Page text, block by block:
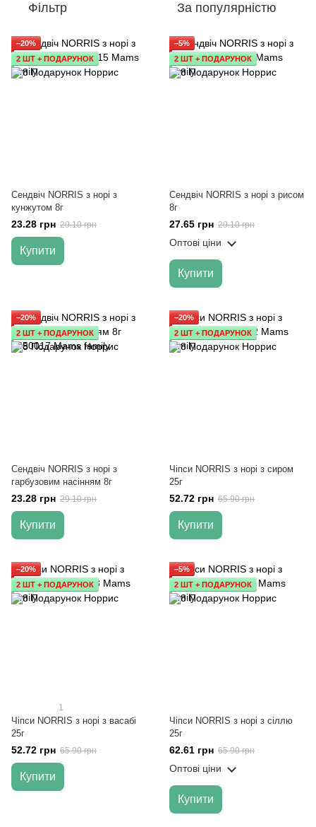
Фільтр За популярністю
−20%
2 ШТ + ПОДАРУНОК
Сендвіч NORRIS з норі з
кунжутом 8г
23.28 грн 29.10 грн
Купити
−5%
2 ШТ + ПОДАРУНОК
Сендвіч NORRIS з норі з рисом
8г
27.65 грн 29.10 грн
Оптові ціни
Купити
−20%
2 ШТ + ПОДАРУНОК
Сендвіч NORRIS з норі з
гарбузовим насінням 8г
23.28 грн 29.10 грн
Купити
−20%
2 ШТ + ПОДАРУНОК
Чіпси NORRIS з норі з сиром
25г
52.72 грн 65.90 грн
Купити
−20%
2 ШТ + ПОДАРУНОК
1
Чіпси NORRIS з норі з васабі
25г
52.72 грн 65.90 грн
Купити
−5%
2 ШТ + ПОДАРУНОК
Чіпси NORRIS з норі з сіллю
25г
62.61 грн 65.90 грн
Оптові ціни
Купити